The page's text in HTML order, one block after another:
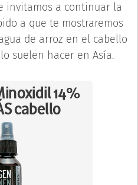
invitamos a continuar la
a que te mostraremos
de arroz en el cabello
suelen hacer en Asía.